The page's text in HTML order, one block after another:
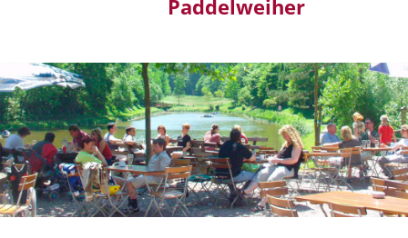
Paddelweiher